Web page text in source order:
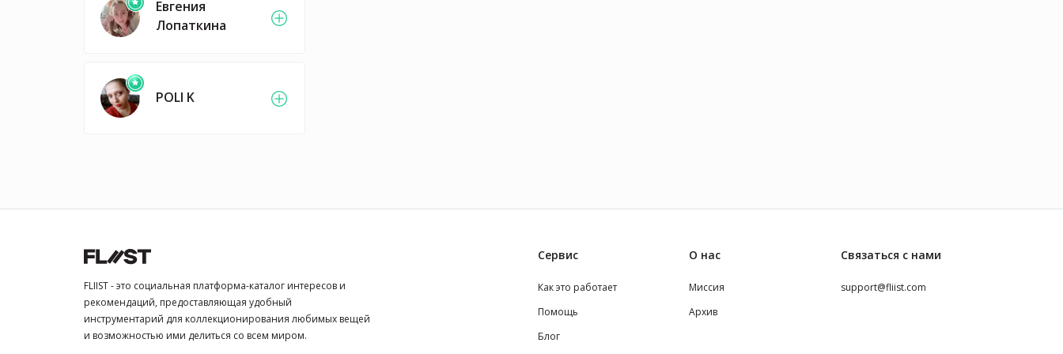
Евгения
Лопаткина
POLI K
FLIIST - это социальная платформа-каталог интересов и
рекомендаций, предоставляющая удобный
инструментарий для коллекционирования любимых вещей
и возможностью ими делиться со всем миром.
Сервис
Как это работает
Помощь
Блог
О нас
Миссия
Архив
Связаться с нами
support@fliist.com